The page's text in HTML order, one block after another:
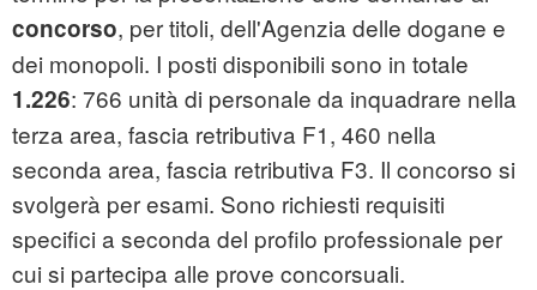
concorso, per titoli, dell'Agenzia delle dogane e
dei monopoli. I posti disponibili sono in totale
1.226: 766 unità di personale da inquadrare nella
terza area, fascia retributiva F1, 460 nella
seconda area, fascia retributiva F3. Il concorso si
svolgerà per esami. Sono richiesti requisiti
specifici a seconda del profilo professionale per
cui si partecipa alle prove concorsuali.